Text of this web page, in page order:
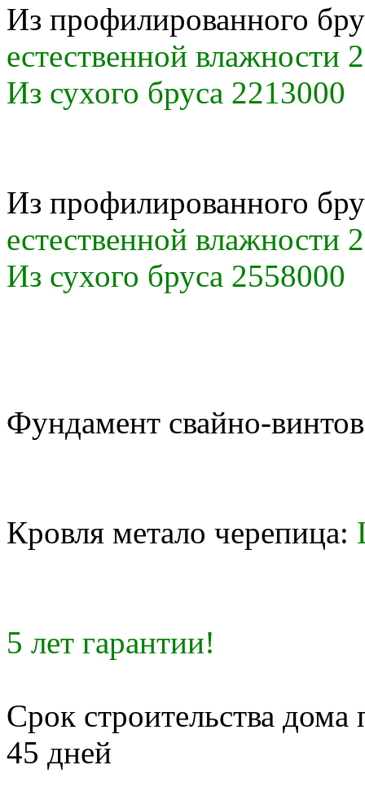
Из профилированного
естественной влажности
Из сухого бруса 2213000
Из профилированного
естественной влажности
Из сухого бруса 2558000
Фундамент свайно-
Кровля метало черепица:
5 лет гарантии!
Срок строительства
45 дней